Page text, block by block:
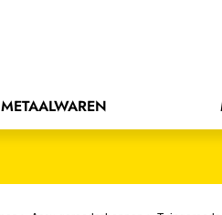
METAALWAREN